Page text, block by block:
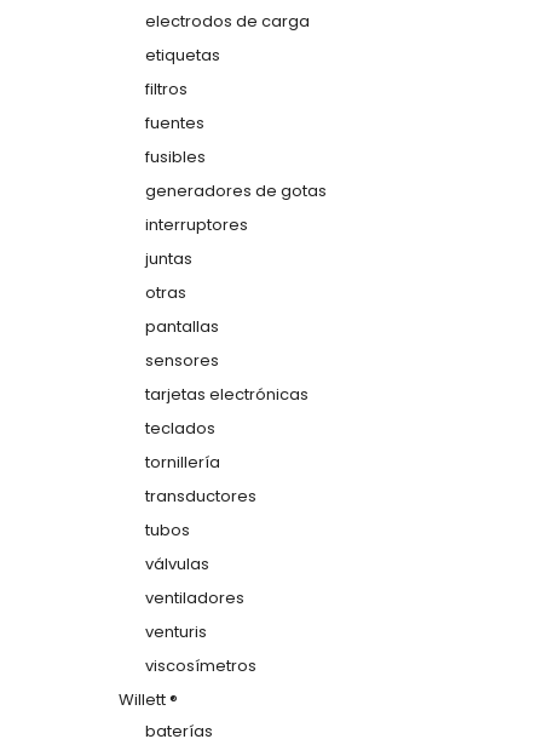
electrodos de carga
etiquetas
filtros
fuentes
fusibles
generadores de gotas
interruptores
juntas
otras
pantallas
sensores
tarjetas electrónicas
teclados
tornillería
transductores
tubos
válvulas
ventiladores
venturis
viscosímetros
Willett ®
baterías